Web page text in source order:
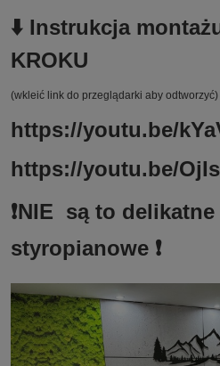
⬇️ Instrukcja
KROKU
(wkleić link do przeglądarki aby odtworzyć)
https://youtu.be/
https://youtu.be/
❗️NIE są to delikatne
styropianowe ❗️